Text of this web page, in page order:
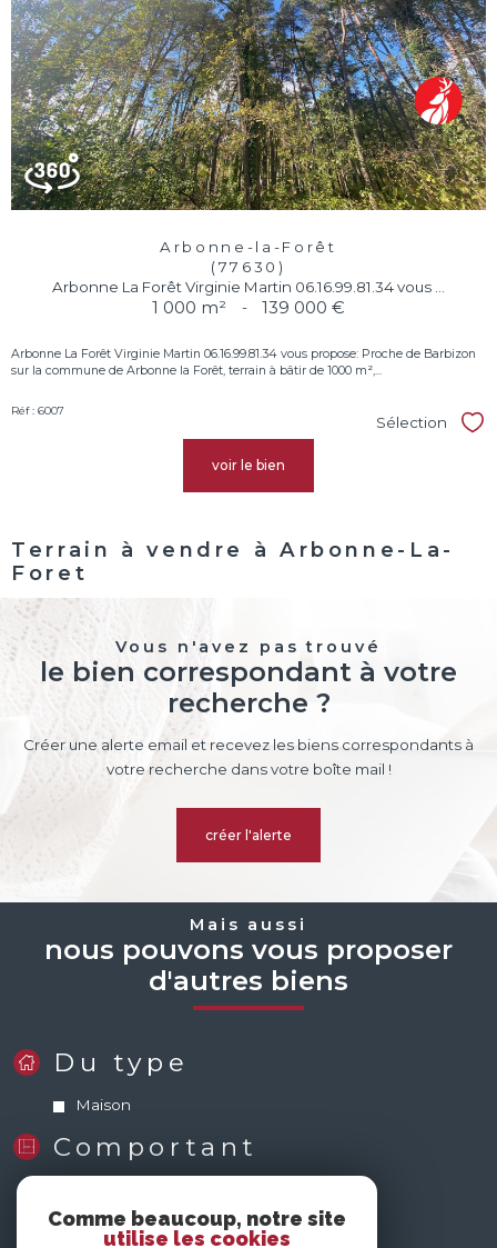
Arbonne-la-Forêt
(77630)
Arbonne La Forêt Virginie Martin 06.16.99.81.34 vous ...
1 000 m² - 139 000 €
Arbonne La Forêt Virginie Martin 06.16.99.81.34 vous propose: Proche de Barbizon
sur la commune de Arbonne la Forêt, terrain à bâtir de 1000 m²,...
Réf : 6007
Sélection
voir le bien
Terrain à vendre à Arbonne-La-
Foret
Vous n'avez pas trouvé
le bien correspondant à votre
recherche ?
Créer une alerte email et recevez les biens correspondants à
votre recherche dans votre boîte mail !
créer l'alerte
Mais aussi
nous pouvons vous proposer
d'autres biens
Du type
Maison
Comportant
Comme beaucoup, notre site
utilise les cookies